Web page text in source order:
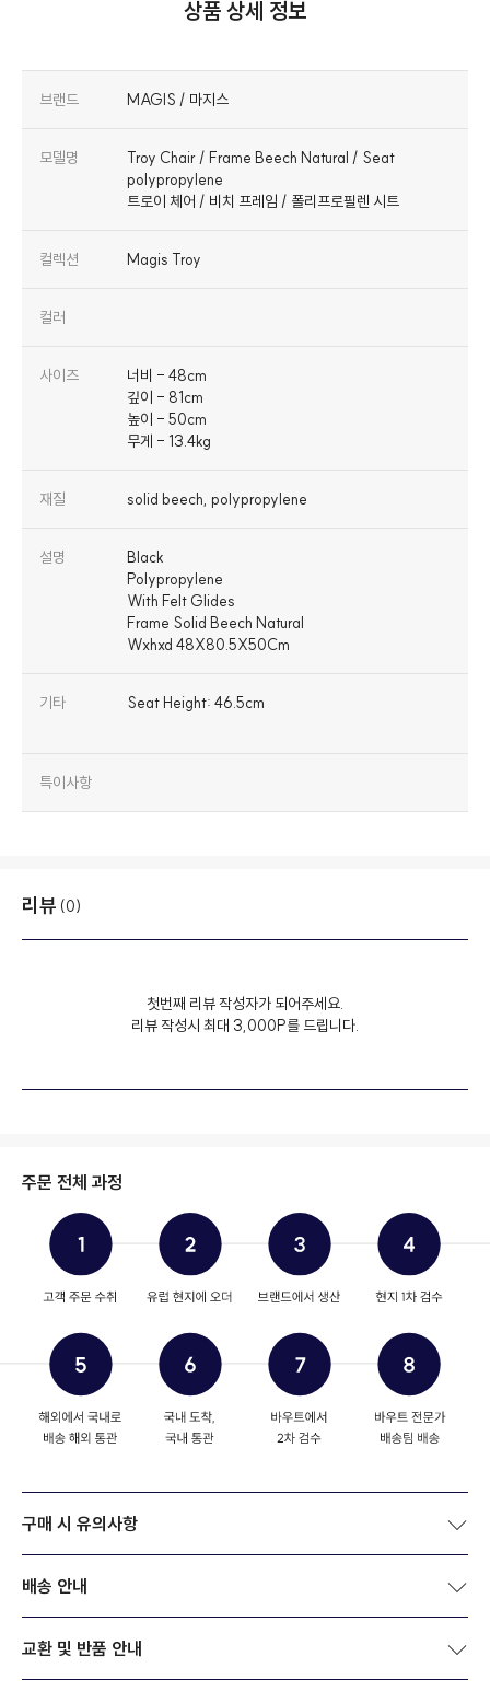
상품 상세 정보
브랜드 MAGIS / 마지스
모델명
Troy Chair / Frame Beech Natural / Seat
polypropylene
트로이 체어 / 비치 프레임 / 폴리프로필렌 시트
컬렉션 Magis Troy
컬러
사이즈
너비 - 48cm
깊이 - 81cm
높이 - 50cm
무게 - 13.4kg
재질 solid beech, polypropylene
설명
Black
Polypropylene
With Felt Glides
Frame Solid Beech Natural
Wxhxd 48X80.5X50Cm
기타 Seat Height: 46.5cm
특이사항
리뷰 (0)
첫번째 리뷰 작성자가 되어주세요.
리뷰 작성시 최대 3,000P를 드립니다.
주문 전체 과정
구매 시 유의사항
배송 안내
교환 및 반품 안내